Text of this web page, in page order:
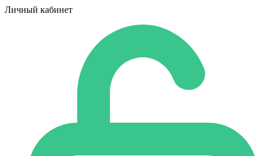
Личный кабинет